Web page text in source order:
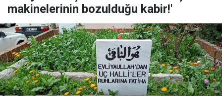
makinelerinin bozulduğu kabir!'